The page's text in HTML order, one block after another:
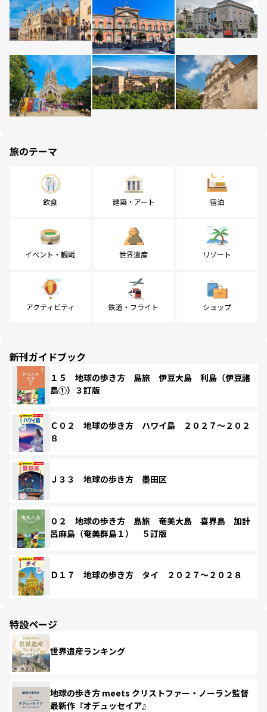
旅のテーマ
飲食 建築・アート 宿泊
イベント・観戦 世界遺産 リゾート
アクティビティ 鉄道・フライト ショップ
新刊ガイドブック
１５ 地球の歩き方 島旅 伊豆大島 利島（伊豆諸
島①）３訂版
Ｃ０２ 地球の歩き方 ハワイ島 ２０２７～２０２
８
Ｊ３３ 地球の歩き方 墨田区
０２ 地球の歩き方 島旅 奄美大島 喜界島 加計
呂麻島（奄美群島１） ５訂版
Ｄ１７ 地球の歩き方 タイ ２０２７～２０２８
特設ページ
世界遺産ランキング
地球の歩き方 meets クリストファー・ノーラン監督
最新作『オデュッセイア』